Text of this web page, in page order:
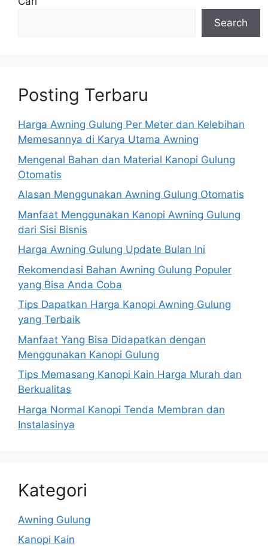
Search
Posting Terbaru
Harga Awning Gulung Per Meter dan Kelebihan
Memesannya di Karya Utama Awning
Mengenal Bahan dan Material Kanopi Gulung
Otomatis
Alasan Menggunakan Awning Gulung Otomatis
Manfaat Menggunakan Kanopi Awning Gulung
dari Sisi Bisnis
Harga Awning Gulung Update Bulan Ini
Rekomendasi Bahan Awning Gulung Populer
yang Bisa Anda Coba
Tips Dapatkan Harga Kanopi Awning Gulung
yang Terbaik
Manfaat Yang Bisa Didapatkan dengan
Menggunakan Kanopi Gulung
Tips Memasang Kanopi Kain Harga Murah dan
Berkualitas
Harga Normal Kanopi Tenda Membran dan
Instalasinya
Kategori
Awning Gulung
Kanopi Kain